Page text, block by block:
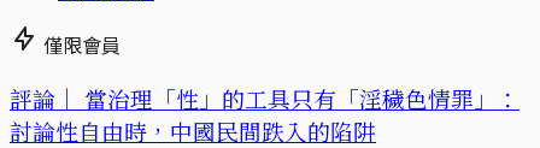
僅限會員
評論｜ 當治理「性」的工具只有「淫穢色情罪」：
討論性自由時，中國民間跌入的陷阱